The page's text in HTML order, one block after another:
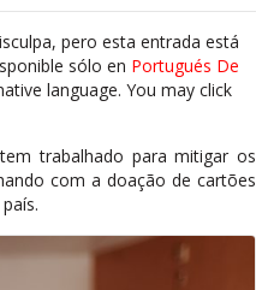
pero esta entrada está
sólo en Portugués De
language. You may click
trabalhado para mitigar os
com a doação de cartões